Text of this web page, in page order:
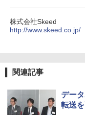
株式会社Skeed
http://www.skeed.co.jp/
関連記事
デー
転送